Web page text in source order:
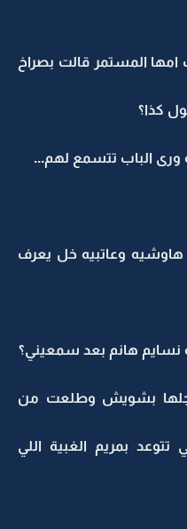
المستمر قالت بصراخ
كذا؟
ورى الباب تتسمع لهم...
هاوشيه وعاتبيه خل يعرف
نسايم هانم بعد سمعيني؟
بشويش وطلعت من
بمريم الغبية اللي